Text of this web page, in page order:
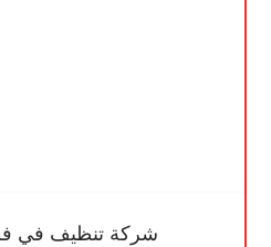
شركة تنظيف في